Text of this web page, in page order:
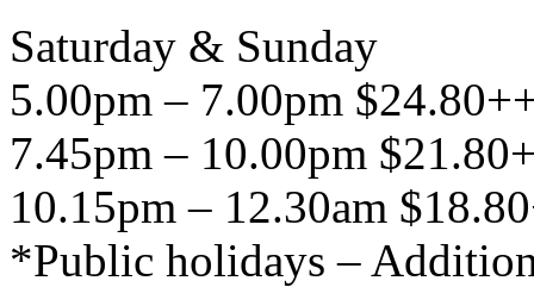
Saturday & Sunday
5.00pm – 7.00pm
7.45pm – 10.00pm
10.15pm – 12.30am
*Public holidays –